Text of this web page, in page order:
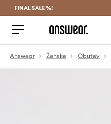
FINAL SALE %!
Answear Ženske Obutev